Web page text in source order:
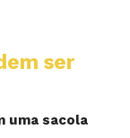
ser
uma sacola